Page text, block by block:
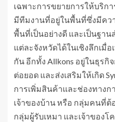
เฉพาะการขยายการให้บริก
มีทีมงานที่อยู่ในพื้นที่ซึ่งมีคว
พื้นที่เป็นอย่างดี และเป็นฐา
แต่ละจังหวัดได้ในเชิงลึกเมื่
กัน อีกทั้ง Allkons อยู่ในธุรกิ
ต่อยอด และส่งเสริมให้เกิด
การเพิ่มสินค้าและช่องทาง
เจ้าของบ้าน หรือ กลุ่มคนที่ต้
กลุ่มผู้รับเหมา และเจ้าของโ